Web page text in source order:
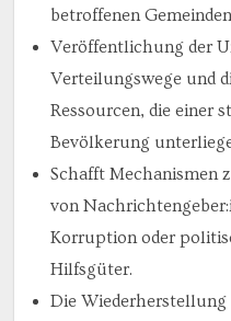
betroffenen
Veröffentlichung der
Verteilungswege und
Ressourcen, die einer
Bevölkerung
Schafft Mechanismen
von
Korruption oder
Hilfsgüter.
Die Wiederherstellung